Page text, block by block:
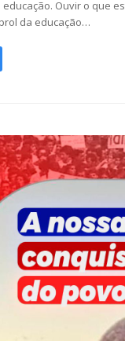
Ouvir o que
da educação…